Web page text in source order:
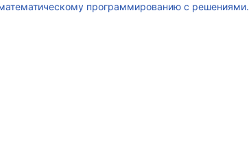
программированию с решениями.